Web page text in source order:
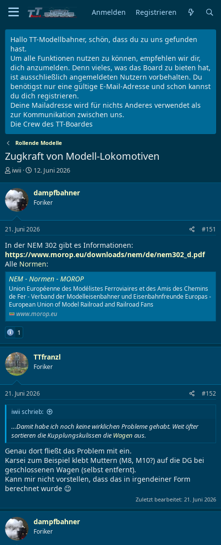
Anmelden Registrieren
Hallo TT-Modellbahner, schön, dass du zu uns gefunden
hast.
Um alle Funktionen nutzen zu können, empfehlen wir dir,
dich anzumelden. Denn vieles, was das Board zu bieten hat,
ist ausschließlich angemeldeten Nutzern vorbehalten. Du
benötigst nur eine gültige E-Mail-Adresse und schon kannst
du dich registrieren.
Deine Mailadresse wird für nichts Anderes verwendet als
zur Kommunikation zwischen uns.
Die Crew des TT-Boardes
Rollende Modelle
Zugkraft von Modell-Lokomotiven
E
s
t
e
l
e
iwii
E
t
e
l
t
a
m
12. Juni 2026
dampfbahner
Foriker
21. Juni 2026 #151
In der NEM 302 gibt es Informationen:
https://www.morop.eu/downloads/nem/de/nem302_d.pdf
Alle Normen:
NEM - Normen - MOROP
Union Européenne des Modélistes Ferroviaires et des Amis des Chemins
de Fer - Verband der Modelleisenbahner und Eisenbahnfreunde Europas -
European Union of Model Railroad and Railroad Fans
www.morop.eu
1
TTfranzl
Foriker
21. Juni 2026 #152
iwii schrieb:
…Damit habe ich noch keine wirklichen Probleme gehabt. Weit öfter
sortieren die Kupplungskulissen die Wagen aus.
Genau dort fließt das Problem mit ein.
Karsei zum Beispiel klebt Muttern (M8, M10?) auf die DG bei
geschlossenen Wagen (selbst entfernt).
Kann mir nicht vorstellen, dass das in irgendeiner Form
berechnet wurde 😉
Zuletzt bearbeitet: 21. Juni 2026
dampfbahner
Foriker